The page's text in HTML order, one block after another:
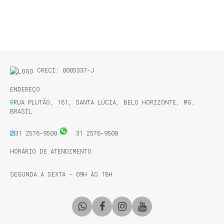
CRECI: 0005337-J
ENDEREÇO
RUA PLUTÃO
161 SANTA LÚCIA BELO HORIZONTE MG
BRASIL
31 2576-9500 31 2576-9500
HORÁRIO DE ATENDIMENTO
SEGUNDA A SEXTA - 09H ÀS 18H